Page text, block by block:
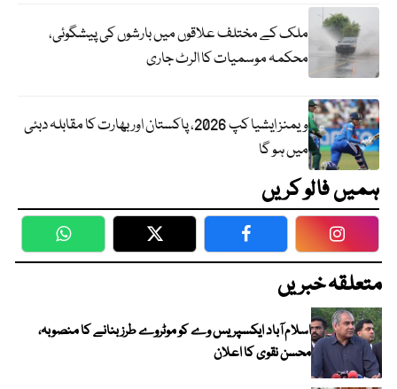
ملک کے مختلف علاقوں میں بارشوں کی پیشگوئی،
محکمہ موسمیات کا الرٹ جاری
ویمنز ایشیا کپ 2026، پاکستان اور بھارت کا مقابلہ دبئی
میں ہو گا
ہمیں فالو کریں
WhatsApp Twitter Facebook
متعلقہ خبریں
اسلام آباد ایکسپریس وے کو موٹروے طرز بنانے کا منصوبہ،
محسن نقوی کا اعلان